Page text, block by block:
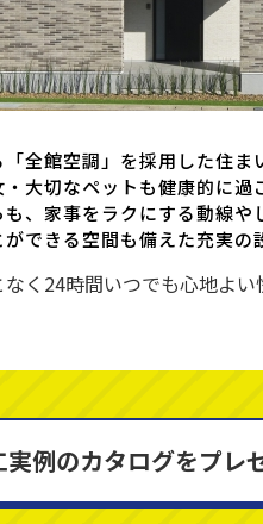
全館空調」を採用した住ま
大切なペットも健康的に過
、家事をラクにする動線や
できる空間も備えた充実の
く24時間いつでも心地よ
実例のカタログをプレ